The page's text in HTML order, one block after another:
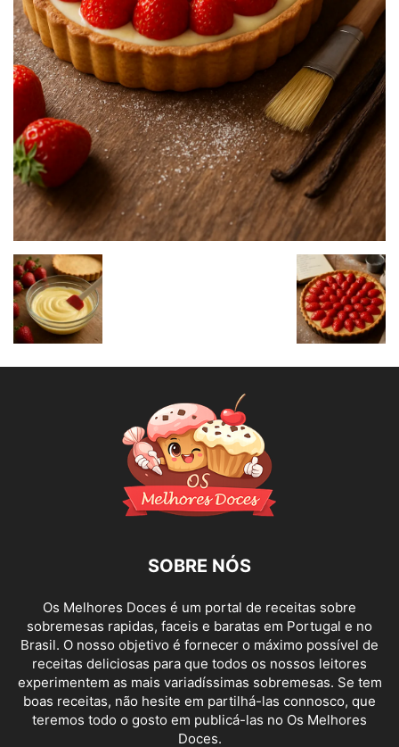
SOBRE NÓS
Os Melhores Doces é um portal de receitas sobre
sobremesas rapidas, faceis e baratas em Portugal e no
Brasil. O nosso objetivo é fornecer o máximo possível de
receitas deliciosas para que todos os nossos leitores
experimentem as mais variadíssimas sobremesas. Se tem
boas receitas, não hesite em partilhá-las connosco, que
teremos todo o gosto em publicá-las no Os Melhores
Doces.